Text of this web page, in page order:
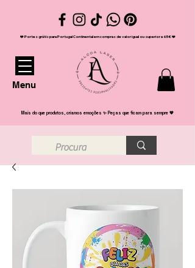
❤️ Portes grátis para Portugal Continental em compras de valor igual ou superior a 65€ ❤️
Menu
Mais do que produtos, criamos emoções ✨ Peças que ficam para sempre 💖